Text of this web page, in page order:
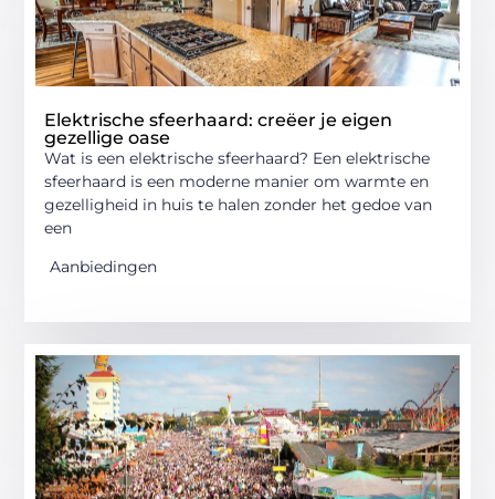
Elektrische sfeerhaard: creëer je eigen
gezellige oase
Wat is een elektrische sfeerhaard? Een elektrische
sfeerhaard is een moderne manier om warmte en
gezelligheid in huis te halen zonder het gedoe van
een
Aanbiedingen